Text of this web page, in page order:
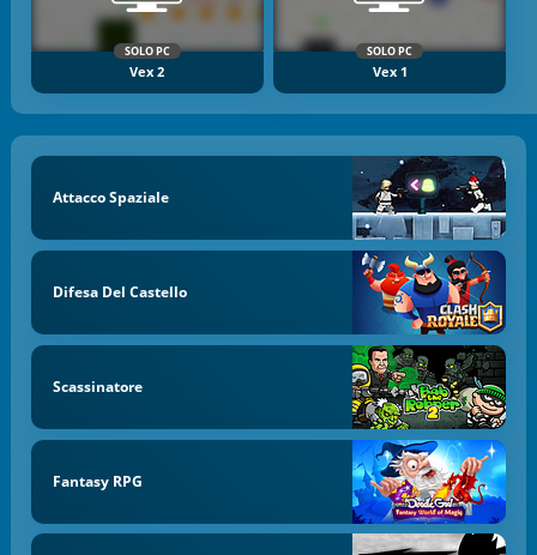
SOLO PC
Vex 2
SOLO PC
Vex 1
Attacco Spaziale
Difesa Del Castello
Scassinatore
Fantasy RPG